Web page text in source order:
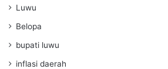
Luwu
Belopa
bupati luwu
inflasi daerah